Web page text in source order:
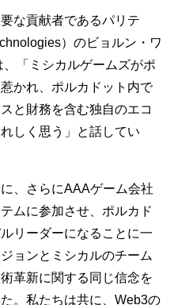
な貢献者であるパリテ
）のビョルン・ワ
「ミシカルゲームズがポ
かれ、ポルカドット内で
と財務を含む独自のエコ
しく思う」と話してい
、さらにAAAゲーム会社
ムに参加させ、ポルカド
リーダーになることに一
ョンとミシカルのチーム
革新に関する同じ信念を
。私たちは共に、Web3の